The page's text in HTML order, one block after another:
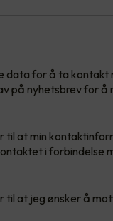
data for å ta kontakt
på nyhetsbrev for å
til at min
i forbindelse
til at jeg ønsker å